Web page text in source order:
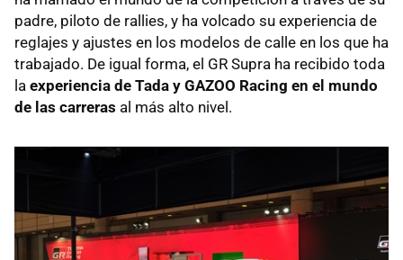
padre, piloto de rallies, y ha volcado su experiencia de
reglajes y ajustes en los modelos de calle en los que ha
trabajado. De igual forma, el GR Supra ha recibido toda
la experiencia de Tada y GAZOO Racing en el mundo
de las carreras al más alto nivel.